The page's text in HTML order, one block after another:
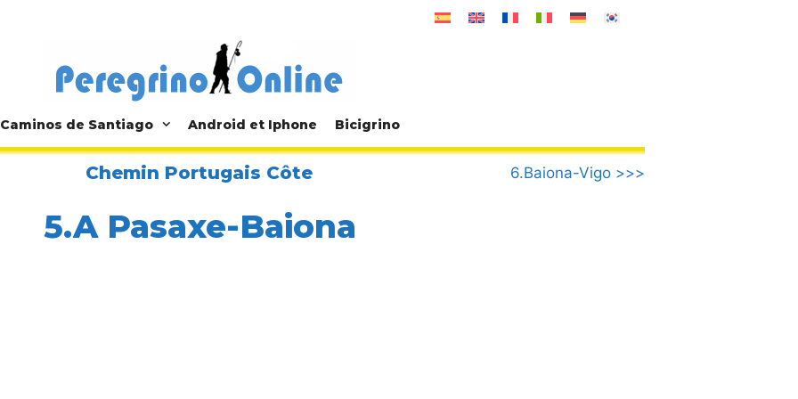
Caminos de Santiago Android et Iphone Bicigrino
Chemin Portugais Côte 6.Baiona-Vigo >>>
5.A Pasaxe-Baiona